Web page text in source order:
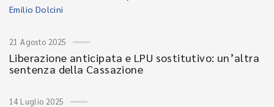
Emilio Dolcini
21 Agosto 2025
Liberazione anticipata e LPU sostitutivo: un’altra
sentenza della Cassazione
14 Luglio 2025